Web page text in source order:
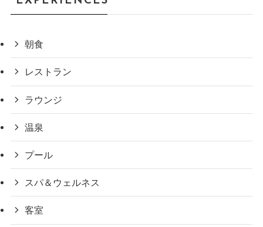
朝食
レストラン
ラウンジ
温泉
プール
スパ＆ウェルネス
客室